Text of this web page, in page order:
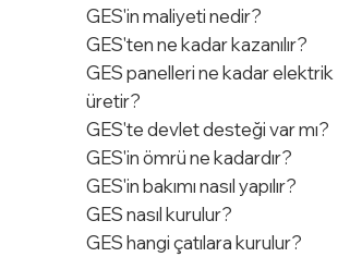
GES'in maliyeti nedir?
GES'ten ne kadar kazanılır?
GES panelleri ne kadar elektrik
üretir?
GES'te devlet desteği var mı?
GES'in ömrü ne kadardır?
GES'in bakımı nasıl yapılır?
GES nasıl kurulur?
GES hangi çatılara kurulur?